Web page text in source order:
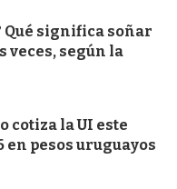
Qué significa soñar
veces, según la
cotiza la UI este
en pesos uruguayos